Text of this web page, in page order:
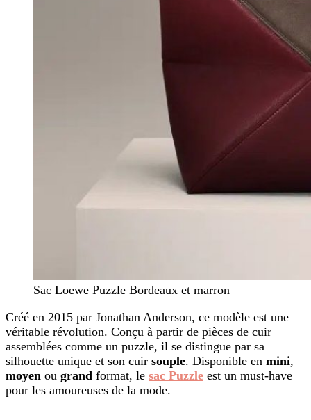
Sac Loewe Puzzle Bordeaux et marron
Créé en 2015 par Jonathan Anderson, ce modèle est une
véritable révolution. Conçu à partir de pièces de cuir
assemblées comme un puzzle, il se distingue par sa
silhouette unique et son cuir souple. Disponible en mini,
moyen ou grand format, le sac Puzzle est un must-have
pour les amoureuses de la mode.